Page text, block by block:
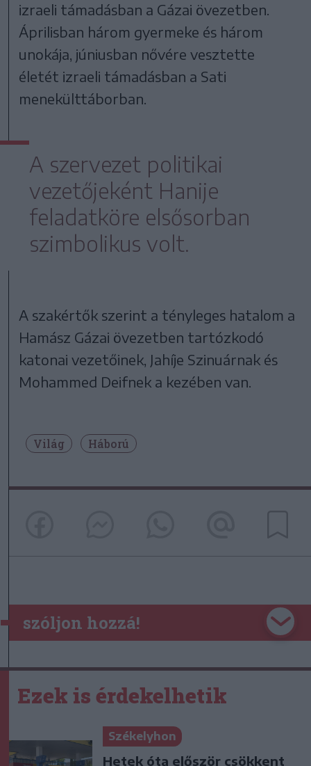
izraeli támadásban a Gázai övezetben.
Áprilisban három gyermeke és három
unokája, júniusban nővére vesztette
életét izraeli támadásban a Sati
menekülttáborban.
A szervezet politikai
vezetőjeként Hanije
feladatköre elsősorban
szimbolikus volt.
A szakértők szerint a tényleges hatalom a
Hamász Gázai övezetben tartózkodó
katonai vezetőinek, Jahíje Szinuárnak és
Mohammed Deifnek a kezében van.
Világ Háború
szóljon hozzá!
Ezek is érdekelhetik
Székelyhon
Hetek óta először csökkent